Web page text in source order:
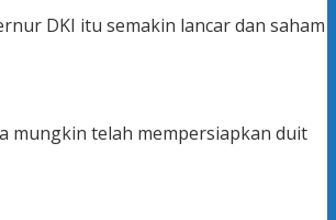
DKI itu semakin lancar dan saham
mungkin telah mempersiapkan duit